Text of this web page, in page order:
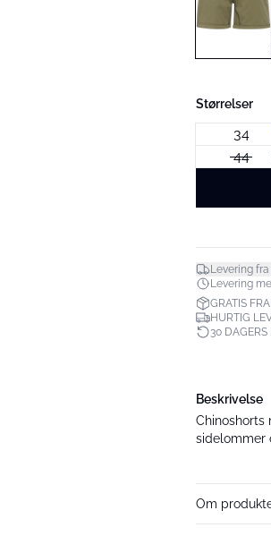
Størrelser
34
44
Levering
Levering
GRATIS
HURTIG
30 DAGERS
Beskrivelse
Chinoshorts
sidelommer
Om